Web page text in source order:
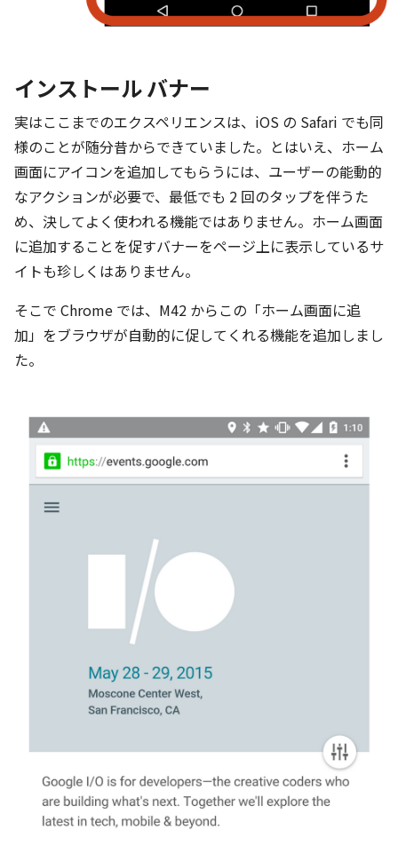
インストール バナー
実はここまでのエクスペリエンスは、iOS の Safari でも同
様のことが随分昔からできていました。とはいえ、ホーム
画面にアイコンを追加してもらうには、ユーザーの能動的
なアクションが必要で、最低でも 2 回のタップを伴うた
め、決してよく使われる機能ではありません。ホーム画面
に追加することを促すバナーをページ上に表示しているサ
イトも珍しくはありません。
そこで Chrome では、M42 からこの「ホーム画面に追
加」をブラウザが自動的に促してくれる機能を追加しまし
た。